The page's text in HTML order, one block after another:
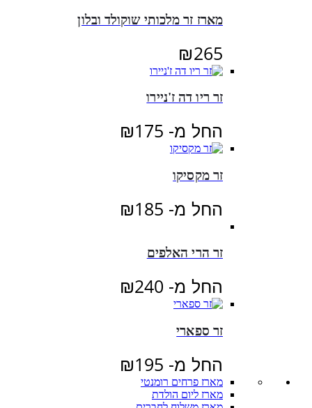
מארז זר מלכותי שוקולד ובלון
₪265
זר ריו דה ז'ניירו
החל מ- ₪175
זר מקסיקו
החל מ- ₪185
זר הרי האלפים
החל מ- ₪240
זר ספארי
החל מ- ₪195
מארז פרחים רומנטי
מארז ליום הולדת